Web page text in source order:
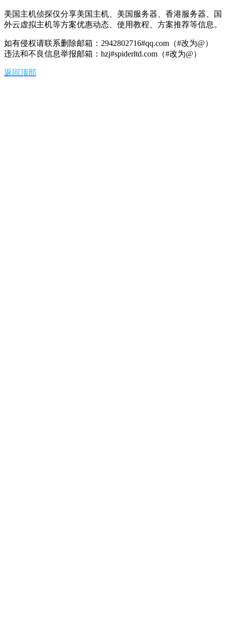
美国主机侦探仅分享美国主机、美国服务器、香港服务器、国
外云虚拟主机等方案优惠动态、使用教程、方案推荐等信息。
如有侵权请联系删除邮箱：2942802716#qq.com（#改为@）
违法和不良信息举报邮箱：hzj#spiderltd.com（#改为@）
返回顶部